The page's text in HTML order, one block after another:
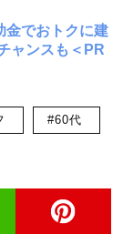
金でおトクに建
ャンスも＜PR
#60代